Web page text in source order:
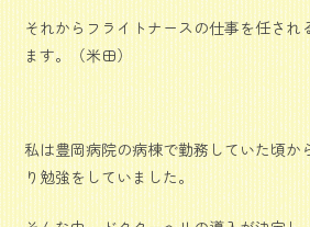
それからフライトナースの仕事を任され
ます。（米田）
私は豊岡病院の病棟で勤務していた頃か
り勉強をしていました。